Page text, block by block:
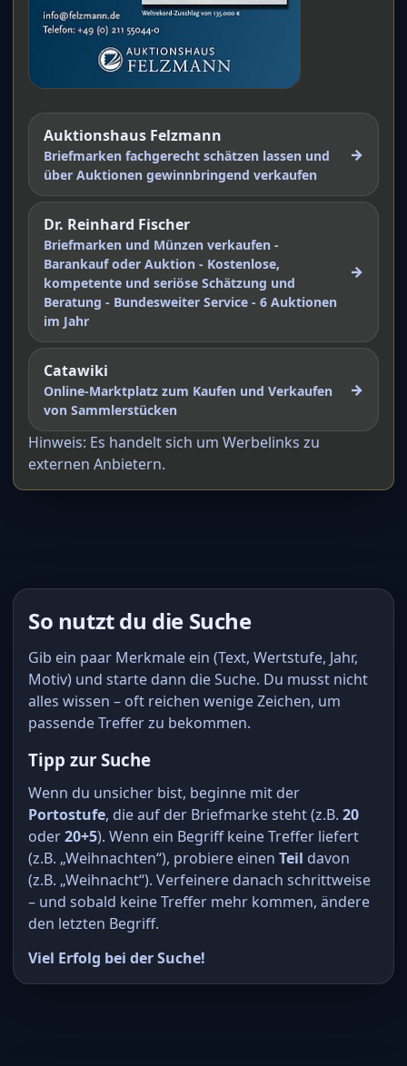
Auktionshaus Felzmann
Briefmarken fachgerecht schätzen lassen und
über Auktionen gewinnbringend verkaufen
→
Dr. Reinhard Fischer
Briefmarken und Münzen verkaufen -
Barankauf oder Auktion - Kostenlose,
kompetente und seriöse Schätzung und
Beratung - Bundesweiter Service - 6 Auktionen
im Jahr
→
Catawiki
Online-Marktplatz zum Kaufen und Verkaufen
von Sammlerstücken
→
Hinweis: Es handelt sich um Werbelinks zu
externen Anbietern.
So nutzt du die Suche
Gib ein paar Merkmale ein (Text, Wertstufe, Jahr,
Motiv) und starte dann die Suche. Du musst nicht
alles wissen – oft reichen wenige Zeichen, um
passende Treffer zu bekommen.
Tipp zur Suche
Wenn du unsicher bist, beginne mit der
Portostufe, die auf der Briefmarke steht (z.B. 20
oder20+5). Wenn ein Begriff keine Treffer liefert
(z.B. „Weihnachten“), probiere einen Teil davon
(z.B. „Weihnacht“). Verfeinere danach schrittweise
– und sobald keine Treffer mehr kommen, ändere
den letzten Begriff.
Viel Erfolg bei der Suche!